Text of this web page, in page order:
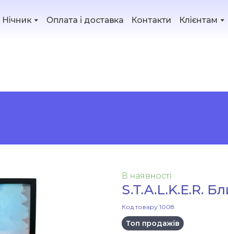
Нічник Оплата і доставка Контакти Клієнтам
В наявності
S.T.A.L.K.E.R.
Код товару 1008
Топ продажів